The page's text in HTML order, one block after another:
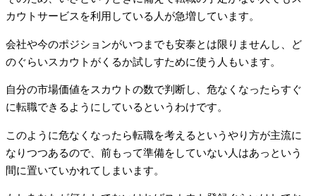
カウトサービスを利用している人が急増しています。
会社や今のポジションがいつまでも安泰とは限りませんし、ど
のぐらいスカウトがくるか試しすために使う人もいます。
自分の市場価値をスカウトの数で判断し、危なくなったらすぐ
に転職できるようにしているというわけです。
このように危なくなったら転職を考えるというやり方が主流に
なりつつあるので、前もって準備をしていない人はあっという
間に置いていかれてしまいます。